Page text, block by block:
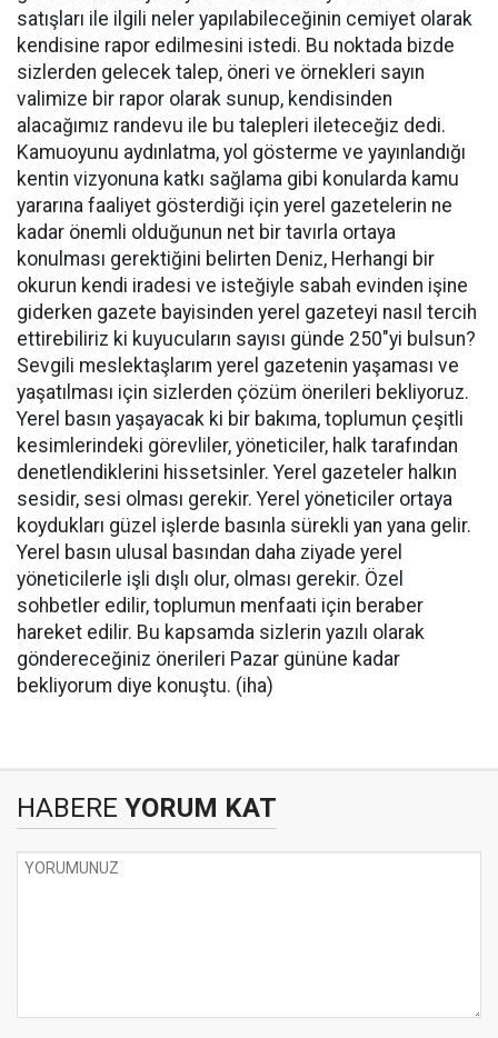
satışları ile ilgili neler yapılabileceğinin cemiyet olarak
kendisine rapor edilmesini istedi. Bu noktada bizde
sizlerden gelecek talep, öneri ve örnekleri sayın
valimize bir rapor olarak sunup, kendisinden
alacağımız randevu ile bu talepleri ileteceğiz dedi.
Kamuoyunu aydınlatma, yol gösterme ve yayınlandığı
kentin vizyonuna katkı sağlama gibi konularda kamu
yararına faaliyet gösterdiği için yerel gazetelerin ne
kadar önemli olduğunun net bir tavırla ortaya
konulması gerektiğini belirten Deniz, Herhangi bir
okurun kendi iradesi ve isteğiyle sabah evinden işine
giderken gazete bayisinden yerel gazeteyi nasıl tercih
ettirebiliriz ki kuyucuların sayısı günde 250"yi bulsun?
Sevgili meslektaşlarım yerel gazetenin yaşaması ve
yaşatılması için sizlerden çözüm önerileri bekliyoruz.
Yerel basın yaşayacak ki bir bakıma, toplumun çeşitli
kesimlerindeki görevliler, yöneticiler, halk tarafından
denetlendiklerini hissetsinler. Yerel gazeteler halkın
sesidir, sesi olması gerekir. Yerel yöneticiler ortaya
koydukları güzel işlerde basınla sürekli yan yana gelir.
Yerel basın ulusal basından daha ziyade yerel
yöneticilerle işli dışlı olur, olması gerekir. Özel
sohbetler edilir, toplumun menfaati için beraber
hareket edilir. Bu kapsamda sizlerin yazılı olarak
göndereceğiniz önerileri Pazar gününe kadar
bekliyorum diye konuştu. (iha)
HABERE YORUM KAT